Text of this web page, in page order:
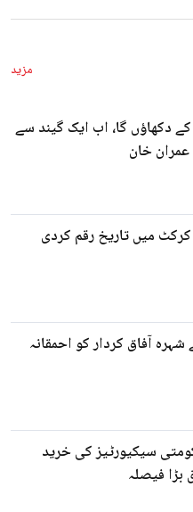
مزید
دکھاؤں گا، اب ایک گیند سے
میں تاریخ رقم کردی
شہرہ آفاق کردار کو احمقانہ
سیکیورٹیز کی خرید
فیصلہ